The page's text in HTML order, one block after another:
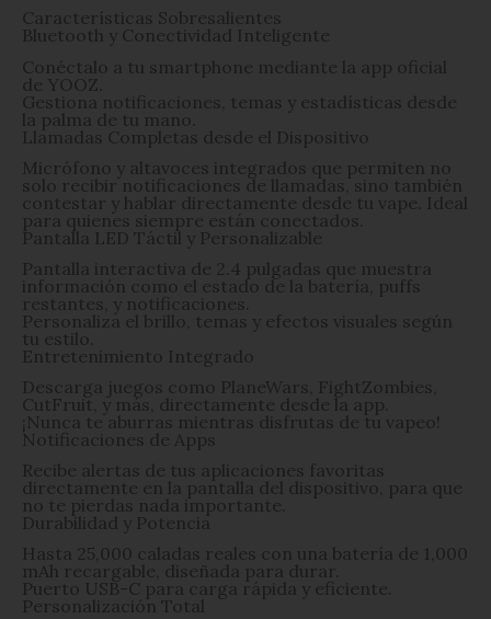
Características Sobresalientes
Bluetooth y Conectividad Inteligente
Conéctalo a tu smartphone mediante la app oficial
de YOOZ.
Gestiona notificaciones, temas y estadísticas desde
la palma de tu mano.
Llamadas Completas desde el Dispositivo
Micrófono y altavoces integrados que permiten no
solo recibir notificaciones de llamadas, sino también
contestar y hablar directamente desde tu vape. Ideal
para quienes siempre están conectados.
Pantalla LED Táctil y Personalizable
Pantalla interactiva de 2.4 pulgadas que muestra
información como el estado de la batería, puffs
restantes, y notificaciones.
Personaliza el brillo, temas y efectos visuales según
tu estilo.
Entretenimiento Integrado
Descarga juegos como PlaneWars, FightZombies,
CutFruit, y más, directamente desde la app.
¡Nunca te aburras mientras disfrutas de tu vapeo!
Notificaciones de Apps
Recibe alertas de tus aplicaciones favoritas
directamente en la pantalla del dispositivo, para que
no te pierdas nada importante.
Durabilidad y Potencia
Hasta 25,000 caladas reales con una batería de 1,000
mAh recargable, diseñada para durar.
Puerto USB-C para carga rápida y eficiente.
Personalización Total